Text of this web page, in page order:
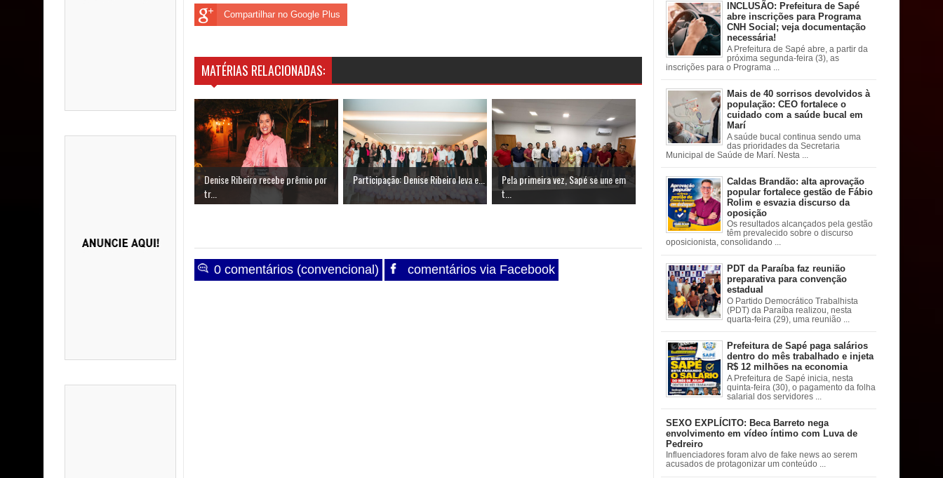
Compartilhar no Google Plus
MATÉRIAS RELACIONADAS:
Denise Ribeiro recebe prêmio por
tr...
Participação: Denise Ribeiro leva e...
Pela primeira vez, Sapé se une em
t...
0 comentários (convencional) comentários via Facebook
INCLUSÃO: Prefeitura de Sapé
abre inscrições para Programa
CNH Social; veja documentação
necessária!
A Prefeitura de Sapé abre, a partir da
próxima segunda-feira (3), as
inscrições para o Programa ...
Mais de 40 sorrisos devolvidos à
população: CEO fortalece o
cuidado com a saúde bucal em
Marí
A saúde bucal continua sendo uma
das prioridades da Secretaria
Municipal de Saúde de Marí. Nesta ...
Caldas Brandão: alta aprovação
popular fortalece gestão de Fábio
Rolim e esvazia discurso da
oposição
Os resultados alcançados pela gestão
têm prevalecido sobre o discurso
oposicionista, consolidando ...
PDT da Paraíba faz reunião
preparativa para convenção
estadual
O Partido Democrático Trabalhista
(PDT) da Paraíba realizou, nesta
quarta-feira (29), uma reunião ...
Prefeitura de Sapé paga salários
dentro do mês trabalhado e injeta
R$ 12 milhões na economia
A Prefeitura de Sapé inicia, nesta
quinta-feira (30), o pagamento da folha
salarial dos servidores ...
SEXO EXPLÍCITO: Beca Barreto nega
envolvimento em vídeo íntimo com Luva de
Pedreiro
Influenciadores foram alvo de fake news ao serem
acusados de protagonizar um conteúdo ...